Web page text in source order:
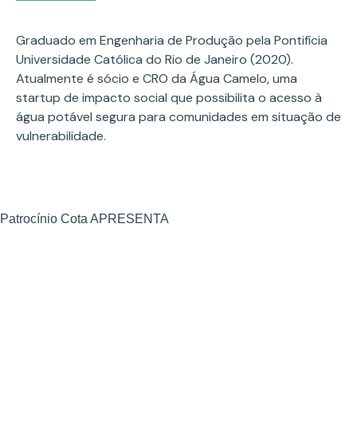
Graduado em Engenharia de Produção pela Pontifícia
Universidade Católica do Rio de Janeiro (2020).
Atualmente é sócio e CRO da Água Camelo, uma
startup de impacto social que possibilita o acesso à
água potável segura para comunidades em situação de
vulnerabilidade.
Patrocínio Cota APRESENTA